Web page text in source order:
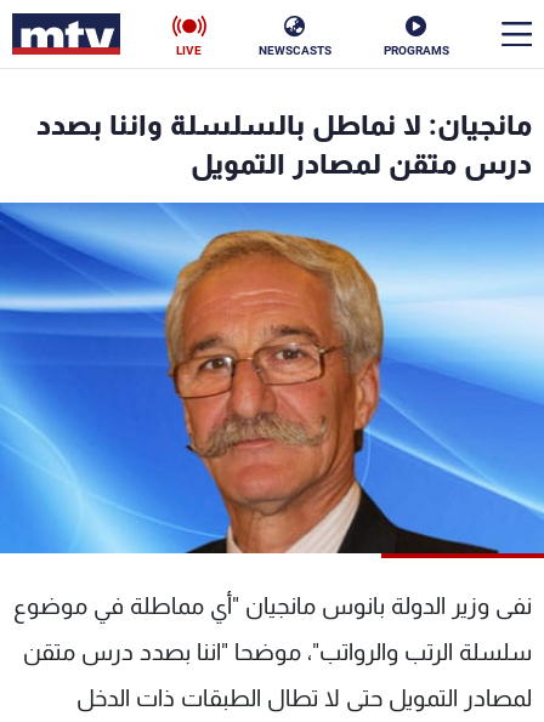
PROGRAMS
NEWSCASTS
LIVE
مانجيان: لا نماطل بالسلسلة واننا بصدد
درس متقن لمصادر التمويل
نفى وزير الدولة بانوس مانجيان "أي مماطلة في موضوع
سلسلة الرتب والرواتب"، موضحا "اننا بصدد درس متقن
لمصادر التمويل حتى لا تطال الطبقات ذات الدخل
ناس
إقتصاد
منوعات رياضة
كأس العالم
البرامج
جدول البرامج
الترددات
الإنـتـاج
تواصل معنا